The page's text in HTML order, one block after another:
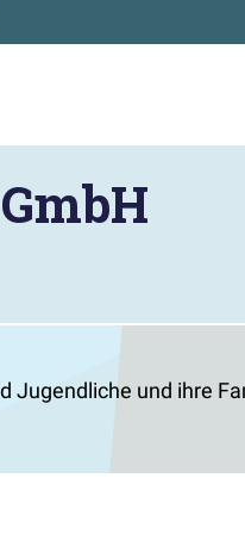
Ju­gend­­liche und ihre